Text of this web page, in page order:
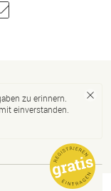
zu erinnern.
einverstanden.